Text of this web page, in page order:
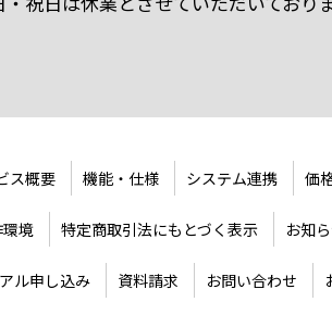
ス概要 機能・仕様 システム連携 価
境 特定商取引法にもとづく表示 お知
ル申し込み 資料請求 お問い合わせ